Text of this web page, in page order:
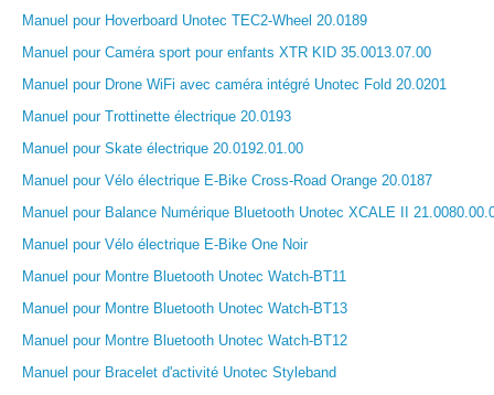
Manuel pour Hoverboard Unotec TEC2-Wheel 20.0189
Manuel pour Caméra sport pour enfants XTR KID 35.0013.07.00
Manuel pour Drone WiFi avec caméra intégré Unotec Fold 20.0201
Manuel pour Trottinette électrique 20.0193
Manuel pour Skate électrique 20.0192.01.00
Manuel pour Vélo électrique E-Bike Cross-Road Orange 20.0187
Manuel pour Balance Numérique Bluetooth Unotec XCALE II
Manuel pour Vélo électrique E-Bike One Noir
Manuel pour Montre Bluetooth Unotec Watch-BT11
Manuel pour Montre Bluetooth Unotec Watch-BT13
Manuel pour Montre Bluetooth Unotec Watch-BT12
Manuel pour Bracelet d'activité Unotec Styleband